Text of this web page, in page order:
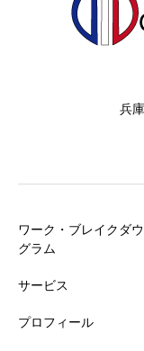
兵
ワーク・ブレイクダ
グラム
サービス
プロフィール